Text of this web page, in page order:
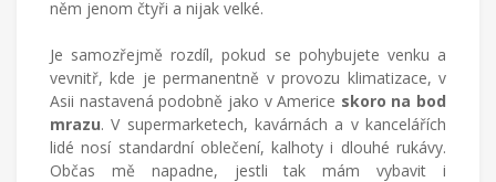
něm jenom čtyři a nijak velké.
Je samozřejmě rozdíl, pokud se pohybujete venku a
vevnitř, kde je permanentně v provozu klimatizace, v
Asii nastavená podobně jako v Americe skoro na bod
mrazu. V supermarketech, kavárnách a v kancelářích
lidé nosí standardní oblečení, kalhoty i dlouhé rukávy.
Občas mě napadne, jestli tak mám vybavit i